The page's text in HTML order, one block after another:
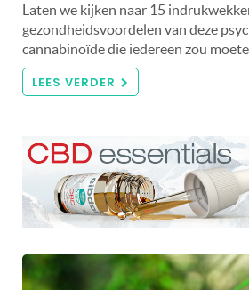
Laten we kijken naar 15
gezondheidsvoordelen van deze
cannabinoïde die iedereen zou
LEES VERDER